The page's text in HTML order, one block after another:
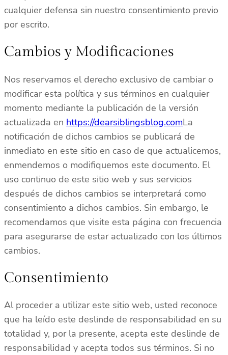
cualquier defensa sin nuestro consentimiento previo
por escrito.
Cambios y Modificaciones
Nos reservamos el derecho exclusivo de cambiar o
modificar esta política y sus términos en cualquier
momento mediante la publicación de la versión
actualizada en https://dearsiblingsblog.comLa
notificación de dichos cambios se publicará de
inmediato en este sitio en caso de que actualicemos,
enmendemos o modifiquemos este documento. El
uso continuo de este sitio web y sus servicios
después de dichos cambios se interpretará como
consentimiento a dichos cambios. Sin embargo, le
recomendamos que visite esta página con frecuencia
para asegurarse de estar actualizado con los últimos
cambios.
Consentimiento
Al proceder a utilizar este sitio web, usted reconoce
que ha leído este deslinde de responsabilidad en su
totalidad y, por la presente, acepta este deslinde de
responsabilidad y acepta todos sus términos. Si no